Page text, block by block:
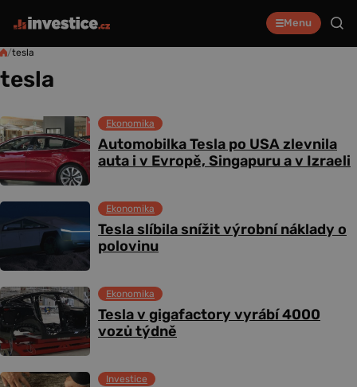
Menu
/tesla
tesla
Automobilka Tesla po USA zlevnila
auta i v Evropě, Singapuru a v Izraeli
Ekonomika
Tesla slíbila snížit výrobní náklady o
polovinu
Ekonomika
Tesla v gigafactory vyrábí 4000
vozů týdně
Ekonomika
Investice